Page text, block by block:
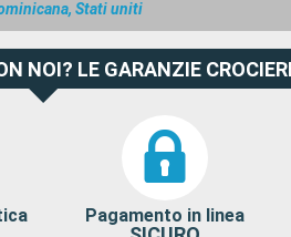
Stati uniti
NOI? LE GARANZIE
Pagamento in linea